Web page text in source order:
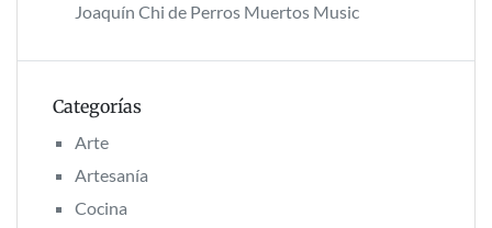
Joaquín Chi de Perros Muertos Music
Categorías
Arte
Artesanía
Cocina